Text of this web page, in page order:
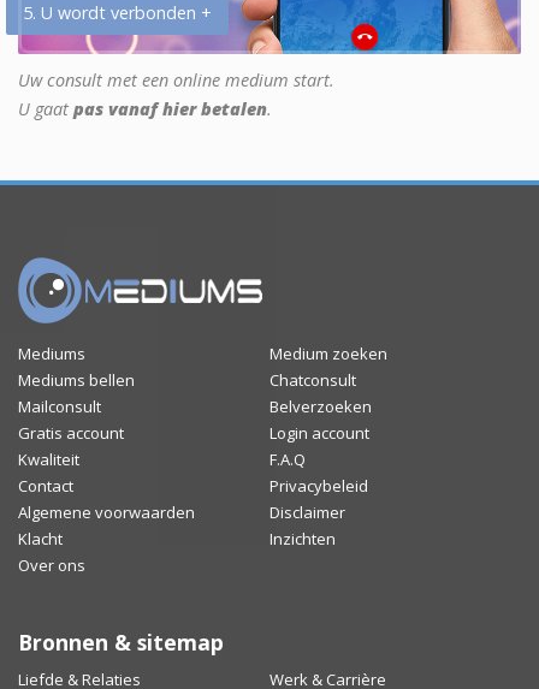
5. U wordt verbonden +
Uw consult met een online medium start.
U gaat pas vanaf hier betalen.
Mediums
Medium zoeken
Mediums bellen
Chatconsult
Mailconsult
Belverzoeken
Gratis account
Login account
Kwaliteit
F.A.Q
Contact
Privacybeleid
Algemene voorwaarden
Disclaimer
Klacht
Inzichten
Over ons
Bronnen & sitemap
Liefde & Relaties Werk & Carrière